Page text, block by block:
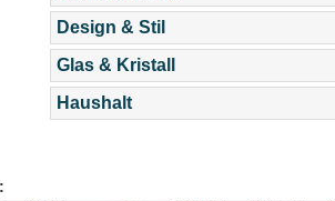
Design & Stil
Glas & Kristall
Haushalt